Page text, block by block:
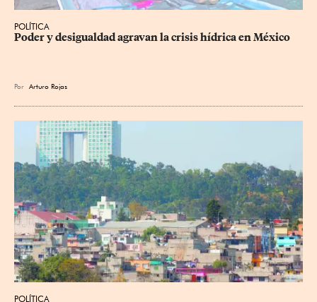
POLÍTICA
Poder y desigualdad agravan la crisis hídrica en México
Por Arturo Rojas
POLÍTICA